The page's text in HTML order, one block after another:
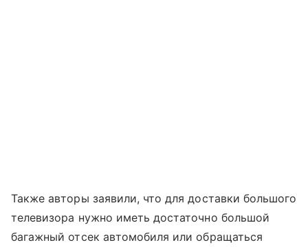
Также авторы заявили, что для доставки большого
телевизора нужно иметь достаточно большой
багажный отсек автомобиля или обращаться